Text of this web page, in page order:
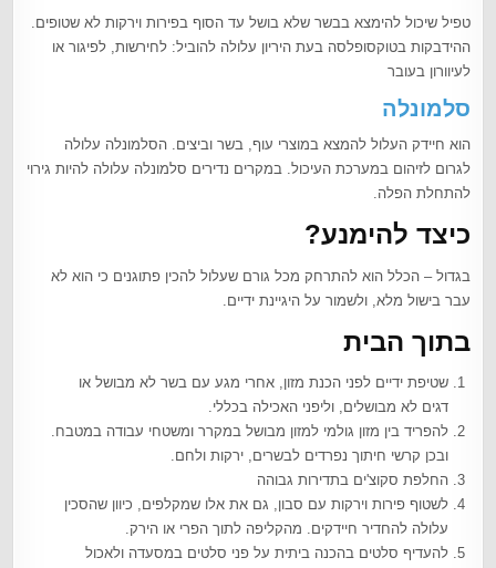
טפיל שיכול להימצא בבשר שלא בושל עד הסוף בפירות וירקות לא שטופים.
ההידבקות בטוקסופלסה בעת היריון עלולה להוביל: לחירשות, לפיגור או
לעיוורון בעובר
סלמונלה
הוא חיידק העלול להמצא במוצרי עוף, בשר וביצים. הסלמונלה עלולה
לגרום לזיהום במערכת העיכול. במקרים נדירים סלמונלה עלולה להיות גירוי
להתחלת הפלה.
כיצד להימנע?
בגדול – הכלל הוא להתרחק מכל גורם שעלול להכין פתוגנים כי הוא לא
עבר בישול מלא, ולשמור על היגיינת ידיים.
בתוך הבית
שטיפת ידיים לפני הכנת מזון, אחרי מגע עם בשר לא מבושל או
דגים לא מבושלים, וליפני האכילה בכללי.
להפריד בין מזון גולמי למזון מבושל במקרר ומשטחי עבודה במטבח.
ובכן קרשי חיתוך נפרדים לבשרים, ירקות ולחם.
החלפת סקוצ'ים בתדירות גבוהה
לשטוף פירות וירקות עם סבון, גם את אלו שמקלפים, כיוון שהסכין
עלולה להחדיר חיידקים. מהקליפה לתוך הפרי או הירק.
להעדיף סלטים בהכנה ביתית על פני סלטים במסעדה ולאכול